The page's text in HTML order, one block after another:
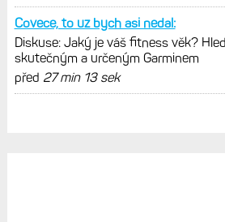
Covece, to uz bych asi nedal:
Diskuse: Jaký je váš fitness věk?
skutečným a určeným Garminem
před 27 min 13 sek